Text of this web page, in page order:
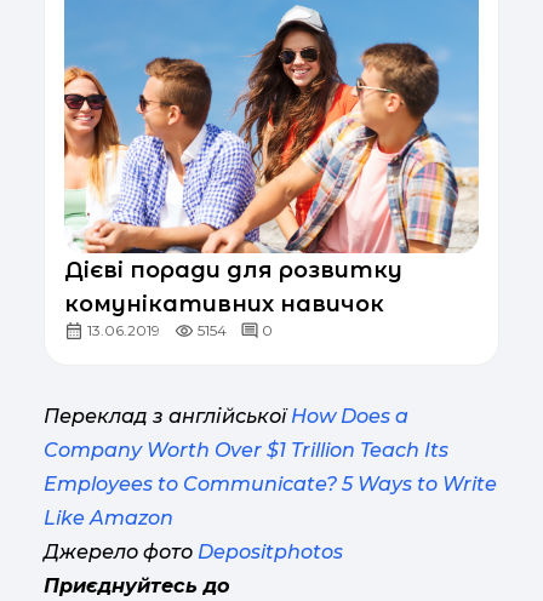
Дієві поради для розвитку
комунікативних навичок
13.06.2019 5154 0
Переклад з англійськоїHow Does a
Company Worth Over $1 Trillion Teach Its
Employees to Communicate? 5 Ways to Write
Like Amazon
Джерело фото Depositphotos
Приєднуйтесь до